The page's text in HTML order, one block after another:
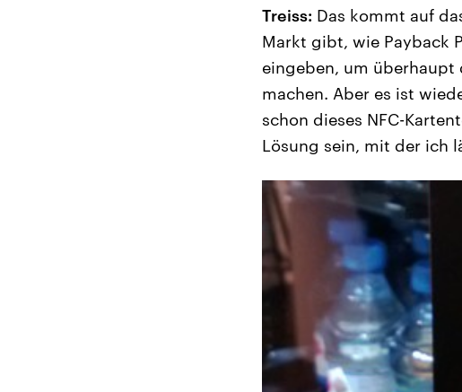
Treiss: Das kommt auf
Markt gibt, wie Payback
eingeben, um überhaupt
machen. Aber es ist
schon dieses NFC-
Lösung sein, mit der ich